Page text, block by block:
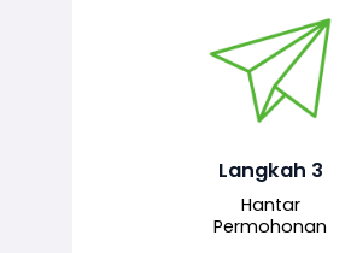
Langkah 3
Hantar
Permohonan
Permohonan yang lengkap
untuk proses semakan
bertanggungjawab.